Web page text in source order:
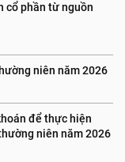
cổ phần từ nguồn
niên năm 2026
để thực hiện
niên năm 2026